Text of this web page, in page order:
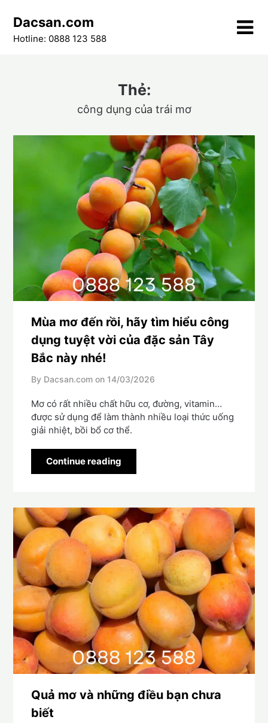
content
Dacsan.com
Hotline: 0888 123 588
Thẻ:
công dụng của trái mơ
Mùa mơ đến rồi, hãy tìm hiểu công
dụng tuyệt vời của đặc sản Tây
Bắc này nhé!
By Dacsan.com on 14/03/2026
Mơ có rất nhiều chất hữu cơ, đường, vitamin…
được sử dụng để làm thành nhiều loại thức uống
giải nhiệt, bồi bổ cơ thể.
Continue reading
Quả mơ và những điều bạn chưa
biết